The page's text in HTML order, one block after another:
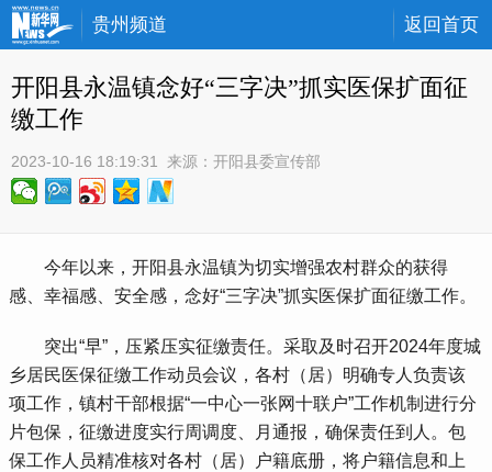
贵州频道 返回首页
开阳县永温镇念好“三字决”抓实医保扩面征
缴工作
2023-10-16 18:19:31 来源： 开阳县委宣传部
今年以来，开阳县永温镇为切实增强农村群众的获得
感、幸福感、安全感，念好“三字决”抓实医保扩面征缴工作。
突出“早”，压紧压实征缴责任。采取及时召开2024年度城
乡居民医保征缴工作动员会议，各村（居）明确专人负责该
项工作，镇村干部根据“一中心一张网十联户”工作机制进行分
片包保，征缴进度实行周调度、月通报，确保责任到人。包
保工作人员精准核对各村（居）户籍底册，将户籍信息和上